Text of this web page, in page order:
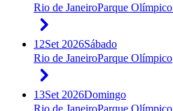
Rio de JaneiroParque Olímpico
12Set 2026Sábado
Rio de JaneiroParque Olímpico
13Set 2026Domingo
Rio de JaneiroParque Olímpico